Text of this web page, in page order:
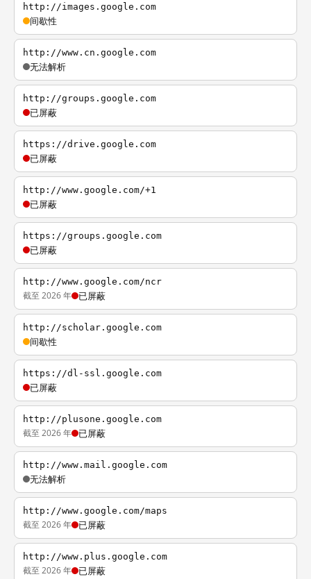
http://images.google.com
间歇性
http://www.cn.google.com
无法解析
http://groups.google.com
已屏蔽
https://drive.google.com
已屏蔽
http://www.google.com/+1
已屏蔽
https://groups.google.com
已屏蔽
http://www.google.com/ncr
截至 2026 年 已屏蔽
http://scholar.google.com
间歇性
https://dl-ssl.google.com
已屏蔽
http://plusone.google.com
截至 2026 年 已屏蔽
http://www.mail.google.com
无法解析
http://www.google.com/maps
截至 2026 年 已屏蔽
http://www.plus.google.com
截至 2026 年 已屏蔽